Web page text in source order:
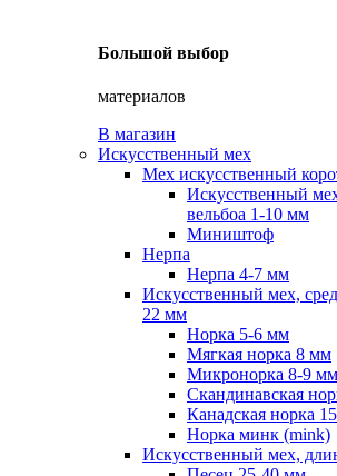
Большой выбор
материалов
В магазин
Искусственный мех
Мех искусственный
Искусственный
вельбоа 1-10 мм
Миништоф
Нерпа
Нерпа 4-7 мм
Искусственный мех,
22 мм
Норка 5-6 мм
Мягкая норка 8 мм
Микронорка 8-9 мм
Скандинавская
Канадская норка
Норка минк (mink)
Искусственный мех,